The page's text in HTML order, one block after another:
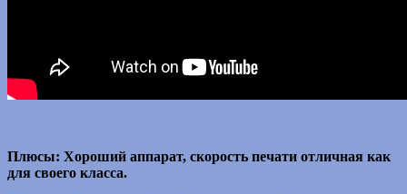
Плюсы: Хороший аппарат, скорость печати отличная как
для своего класса.